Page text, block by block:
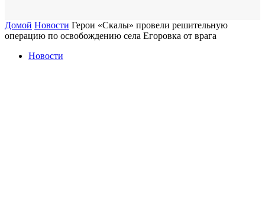
Домой Новости Герои «Скалы» провели решительную
операцию по освобождению села Егоровка от врага
Новости